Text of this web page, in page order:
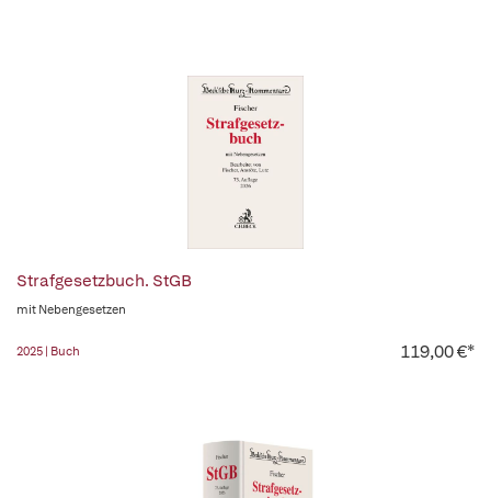
Strafgesetzbuch. StGB
mit Nebengesetzen
2025 | Buch 119,00 €*